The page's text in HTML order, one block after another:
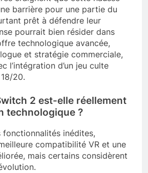
barrière pour une partie du
prêt à défendre leur
pourrait bien résider dans
technologique avancée,
et stratégie commerciale,
l’intégration d’un jeu culte
20.
2 est-elle réellement
technologique ?
inédites,
compatibilité VR et une
mais certains considèrent